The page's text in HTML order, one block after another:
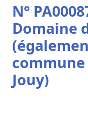
N°
Domaine
Jouy)